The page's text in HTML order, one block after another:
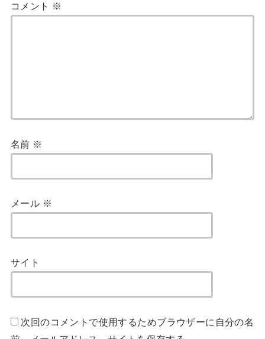
コメント ※
名前 ※
メール ※
サイト
次回のコメントで使用するためブラウザーに自分の名